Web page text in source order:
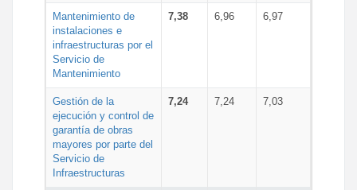
Mantenimiento de
instalaciones e
infraestructuras por el
Servicio de
Mantenimiento
7,38 6,96 6,97
Gestión de la
ejecución y control de
garantía de obras
mayores por parte del
Servicio de
Infraestructuras
7,24 7,24 7,03